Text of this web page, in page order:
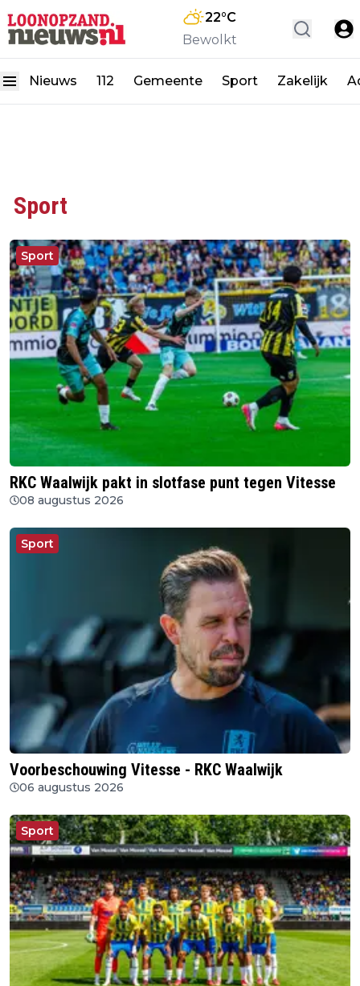
22°C
Bewolkt
Nieuws 112 Gemeente Sport Zakelijk
Sport
Sport
RKC Waalwijk pakt in slotfase punt tegen Vitesse
08 augustus 2026
Sport
Voorbeschouwing Vitesse - RKC Waalwijk
06 augustus 2026
Sport